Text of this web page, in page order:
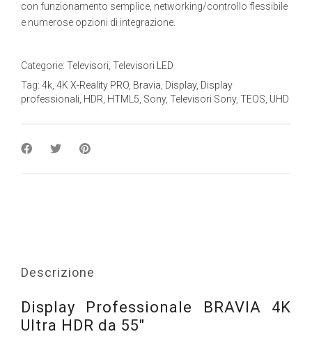
con funzionamento semplice, networking/controllo flessibile
e numerose opzioni di integrazione.
Categorie: Televisori, Televisori LED
Tag: 4k, 4K X-Reality PRO, Bravia, Display, Display
professionali, HDR, HTML5, Sony, Televisori Sony, TEOS, UHD
Descrizione
Display Professionale BRAVIA 4K
Ultra HDR da 55″